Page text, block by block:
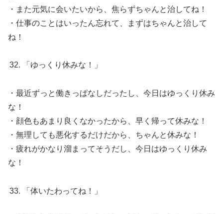
・また元気に会いたいから、焦らずちゃんと治してね！
・仕事のことはいったん忘れて、まずはちゃんと治して
ね！
「ゆっくり休みな！」
・最近ずっと働きっぱなしだったし、今日はゆっくり休み
な！
・顔色もあまり良くなかったから、早く帰って休みな！
・無理しても悪化するだけだから、ちゃんと休みな！
・疲れがかなり溜まってそうだし、今日はゆっくり休み
な！
「体いたわってね！」